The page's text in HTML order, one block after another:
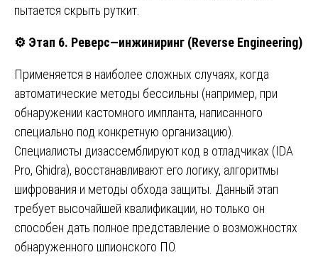
пытается скрыть руткит.
⚙ Этап 6. Реверс—инжиниринг (Reverse Engineering)
Применяется в наиболее сложных случаях, когда
автоматические методы бессильны (например, при
обнаружении кастомного импланта, написанного
специально под конкретную организацию).
Специалисты дизассемблируют код в отладчиках (IDA
Pro, Ghidra), восстанавливают его логику, алгоритмы
шифрования и методы обхода защиты. Данный этап
требует высочайшей квалификации, но только он
способен дать полное представление о возможностях
обнаруженного шпионского ПО.